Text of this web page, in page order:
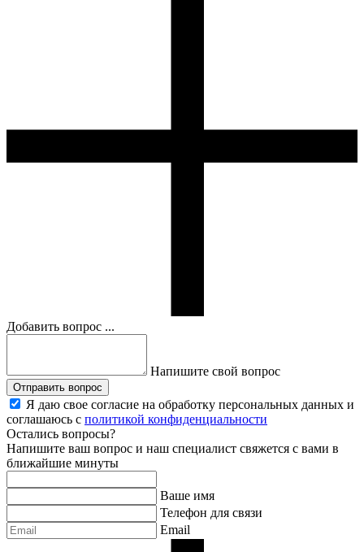
Добавить вопрос ...
Напишите свой вопрос
Отправить вопрос
Я даю свое согласие на обработку персональных данных и
соглашаюсь с политикой конфиденциальности
Остались вопросы?
Напишите ваш вопрос и наш специалист свяжется с вами в
ближайшие минуты
Ваше имя
Телефон для связи
Email